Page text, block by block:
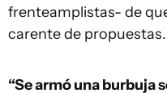
frenteamplistas- de
carente de propuestas.
“Se armó una burbuja